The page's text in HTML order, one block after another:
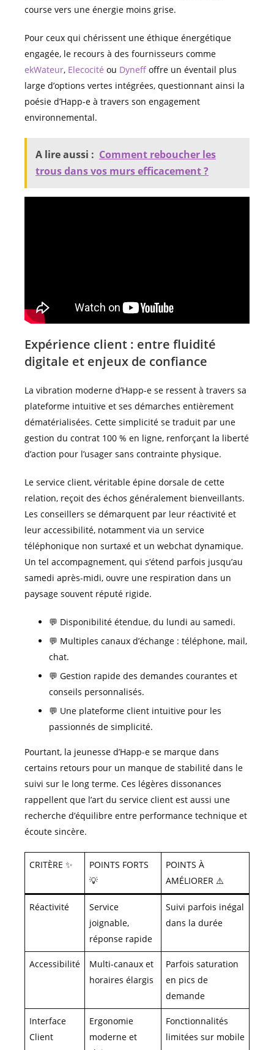
course vers une énergie moins grise.
Pour ceux qui chérissent une éthique énergétique
engagée, le recours à des fournisseurs comme
ekWateur, Elecocité ou Dyneff offre un éventail plus
large d’options vertes intégrées, questionnant ainsi la
poésie d’Happ-e à travers son engagement
environnemental.
A lire aussi : Comment reboucher les
trous dans vos murs efficacement ?
Expérience client : entre fluidité
digitale et enjeux de confiance
La vibration moderne d’Happ-e se ressent à travers sa
plateforme intuitive et ses démarches entièrement
dématérialisées. Cette simplicité se traduit par une
gestion du contrat 100 % en ligne, renforçant la liberté
d’action pour l’usager sans contrainte physique.
Le service client, véritable épine dorsale de cette
relation, reçoit des échos généralement bienveillants.
Les conseillers se démarquent par leur réactivité et
leur accessibilité, notamment via un service
téléphonique non surtaxé et un webchat dynamique.
Un tel accompagnement, qui s’étend parfois jusqu’au
samedi après-midi, ouvre une respiration dans un
paysage souvent réputé rigide.
💬 Disponibilité étendue, du lundi au samedi.
💬 Multiples canaux d’échange : téléphone, mail,
chat.
💬 Gestion rapide des demandes courantes et
conseils personnalisés.
💬 Une plateforme client intuitive pour les
passionnés de simplicité.
Pourtant, la jeunesse d’Happ-e se marque dans
certains retours pour un manque de stabilité dans le
suivi sur le long terme. Ces légères dissonances
rappellent que l’art du service client est aussi une
recherche d’équilibre entre performance technique et
écoute sincère.
CRITÈRE ✨
POINTS FORTS
💡
POINTS À
AMÉLIORER ⚠️
Réactivité
Service
joignable,
réponse rapide
Suivi parfois inégal
dans la durée
Accessibilité
Multi-canaux et
horaires élargis
Parfois saturation
en pics de
demande
Interface
Client
Ergonomie
moderne et
Fonctionnalités
limitées sur mobile